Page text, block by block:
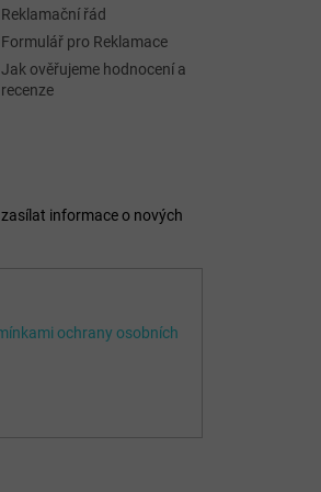
Reklamační řád
Formulář pro Reklamace
Jak ověřujeme hodnocení a
recenze
informace o nových
ochrany osobních